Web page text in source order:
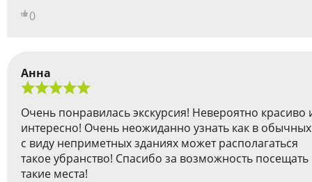
0
Анна
Очень понравилась экскурсия! Невероятно красиво
интересно! Очень неожиданно узнать как в обычных
с виду неприметных зданиях может располагаться
такое убранство! Спасибо за возможность посещать
такие места!